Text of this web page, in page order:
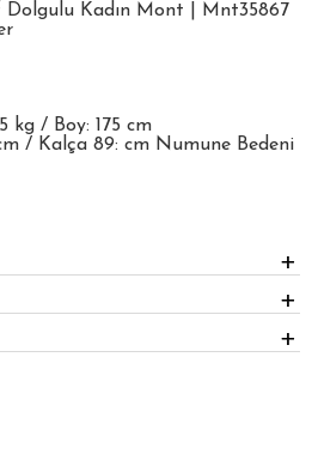
Dolgulu Kadın Mont | Mnt35867
kg / Boy: 175 cm
/ Kalça 89: cm Numune Bedeni